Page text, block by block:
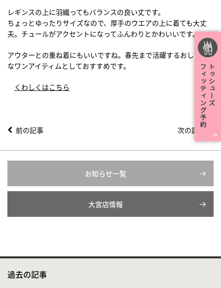
レギンスの上に羽織ってもバランスの良い丈です。
ちょっとゆったりサイズなので、厚手のウエアの上に着ても大丈
夫。チュールがアクセントになってふんわりとかわいいです。
アウターとの重ね着にもいいですね。春先まで活躍するおしゃれ
なワンアイティムとしておすすめです。
くわしくはこちら
前の記事 次の記事
お知らせ一覧
大宮店情報
過去の記事